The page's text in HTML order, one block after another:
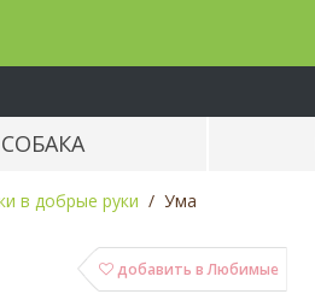
в добрые руки Ума
добавить в Любимые